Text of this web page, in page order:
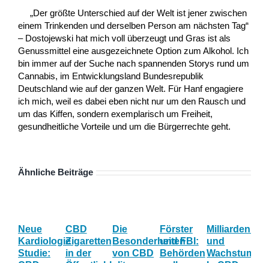
„Der größte Unterschied auf der Welt ist jener zwischen
einem Trinkenden und derselben Person am nächsten Tag“
– Dostojewski hat mich voll überzeugt und Gras ist als
Genussmittel eine ausgezeichnete Option zum Alkohol. Ich
bin immer auf der Suche nach spannenden Storys rund um
Cannabis, im Entwicklungsland Bundesrepublik
Deutschland wie auf der ganzen Welt. Für Hanf engagiere
ich mich, weil es dabei eben nicht nur um den Rausch und
um das Kiffen, sondern exemplarisch um Freiheit,
gesundheitliche Vorteile und um die Bürgerrechte geht.
Ähnliche Beiträge
Neue
Kardiologie
Studie:
CBD
Zigaretten
in der
Die
Besonderheiten
von CBD
Förster
und FBI:
Behörden
und
Wachstum: